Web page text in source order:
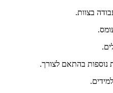
בצוות.
נוספות בהתאם לצורך.